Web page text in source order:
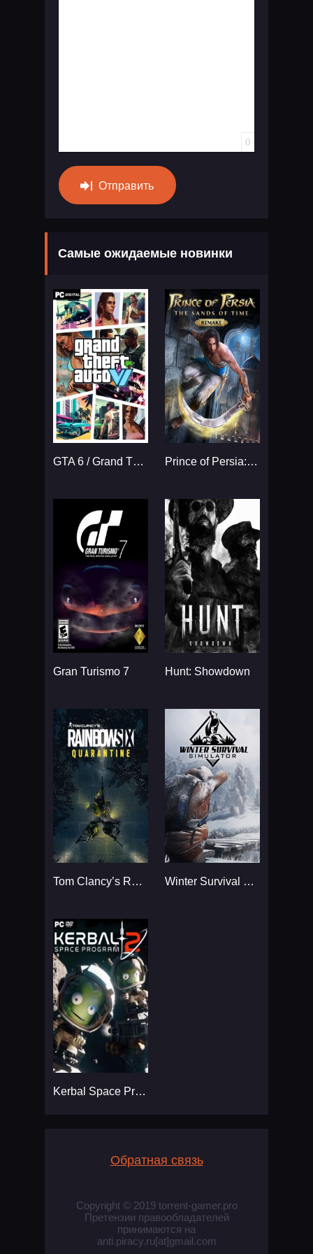
Вставка спойлера
0
Отправить
Самые ожидаемые новинки
GTA 6 / Grand Theft Auto VI Prince of Persia: The Sands
Gran Turismo 7 Hunt: Showdown
Tom Clancy’s Rainbow Six Winter Survival Simulator
Kerbal Space Program 2
Обратная связь
Copyright © 2019 torrent-gamer.pro
Претензии правообладателей
принимаются на
anti.piracy.ru[at]gmail.com